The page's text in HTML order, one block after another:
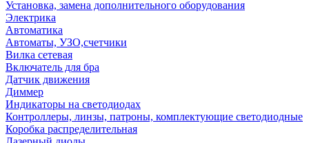
Установка, замена дополнительного оборудования
Электрика
Автоматика
Автоматы, УЗО,счетчики
Вилка сетевая
Включатель для бра
Датчик движения
Диммер
Индикаторы на светодиодах
Контроллеры, линзы, патроны, комплектующие светодиодные
Коробка распределительная